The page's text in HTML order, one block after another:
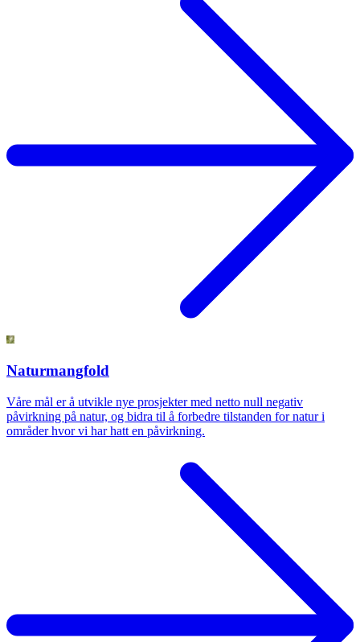
Naturmangfold
Våre mål er å utvikle nye prosjekter med netto null negativ
påvirkning på natur, og bidra til å forbedre tilstanden for natur i
områder hvor vi har hatt en påvirkning.